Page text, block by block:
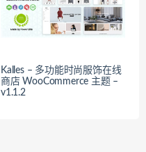
Kalles – 多功能时尚服饰在线
商店 WooCommerce 主题 –
v1.1.2